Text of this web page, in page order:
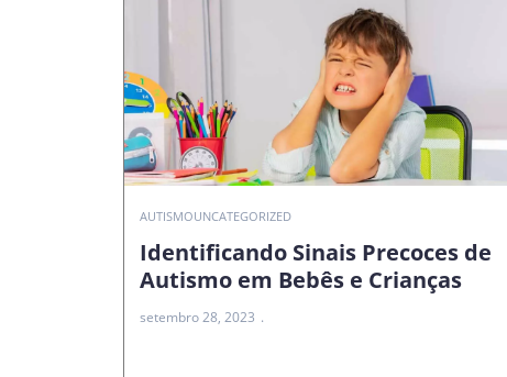
AUTISMOUNCATEGORIZED
Identificando Sinais Precoces de
Autismo em Bebês e Crianças
setembro 28, 2023